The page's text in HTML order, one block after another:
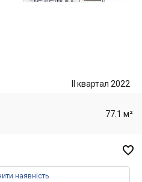
II квартал 2022
77.1 м²

наявність